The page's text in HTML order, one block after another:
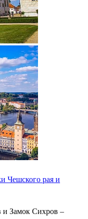
Чешского рая и
и Замок Сихров –